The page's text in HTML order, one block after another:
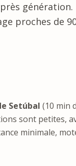
proches de
Setúbal (10 min
sont petites,
minimale,